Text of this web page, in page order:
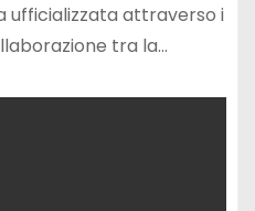
ufficializzata attraverso i
tra la…